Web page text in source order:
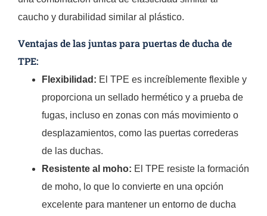
caucho y durabilidad similar al plástico.
Ventajas de las juntas para puertas de ducha de
TPE:
Flexibilidad: El TPE es increíblemente flexible y
proporciona un sellado hermético y a prueba de
fugas, incluso en zonas con más movimiento o
desplazamientos, como las puertas correderas
de las duchas.
Resistente al moho: El TPE resiste la formación
de moho, lo que lo convierte en una opción
excelente para mantener un entorno de ducha